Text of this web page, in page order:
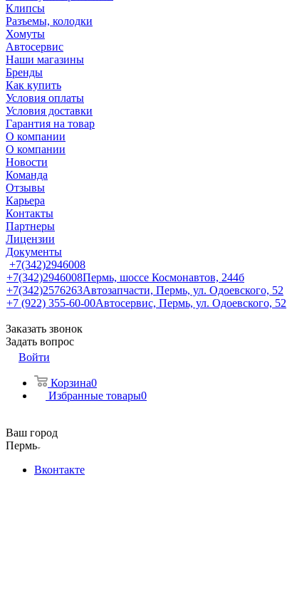
Клипсы
Разъемы, колодки
Хомуты
Автосервис
Наши магазины
Бренды
Как купить
Условия оплаты
Условия доставки
Гарантия на товар
О компании
О компании
Новости
Команда
Отзывы
Карьера
Контакты
Партнеры
Лицензии
Документы
+7(342)2946008
+7(342)2946008Пермь, шоссе Космонавтов, 244б
+7(342)2576263Автозапчасти, Пермь, ул. Одоевского, 52
+7 (922) 355-60-00Автосервис, Пермь, ул. Одоевского, 52
Заказать звонок
Задать вопрос
Войти
Корзина0
Избранные товары0
Ваш город
Пермь
Вконтакте